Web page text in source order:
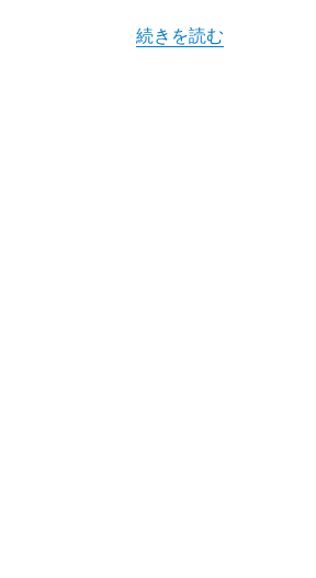
“今日は「世界腎臓デ
続きを読む